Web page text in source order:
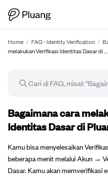
Home / FAQ - Identity Verification /
melakukan Verifikasi Identitas Dasar di …
Artikel FAQ
Bagaimana cara
Identitas Dasar di
Kamu bisa menyelesaikan
beberapa menit melalui Akun →
Dasar. Kamu akan memverifikasi